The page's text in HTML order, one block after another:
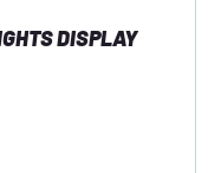
DISPLAY